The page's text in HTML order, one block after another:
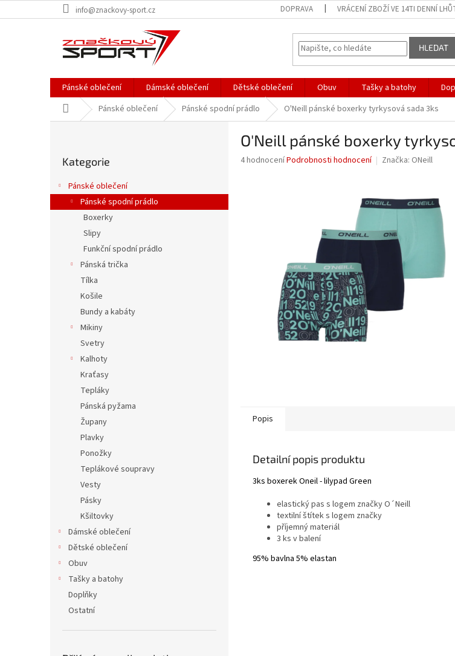
na
info@znackovy-sport.cz DOPRAVA VRÁCENÍ ZBOŽÍ VE 14TI DENNÍ
HLEDAT
Pánské oblečení Dámské oblečení Dětské oblečení Obuv Tašky a batohy
Domů Pánské oblečení Pánské spodní prádlo O'Neill pánské boxerky tyrkysová sada 3ks
a
n
kategorie
Kategorie
Pánské oblečení
Pánské spodní prádlo
Boxerky
Slipy
Funkční spodní prádlo
Pánská trička
Tílka
Košile
Bundy a kabáty
Mikiny
Svetry
Kalhoty
Kraťasy
Tepláky
Pánská pyžama
Župany
Plavky
Ponožky
Teplákové soupravy
Vesty
Pásky
Kšiltovky
Dámské oblečení
Dětské oblečení
Obuv
Tašky a batohy
Doplňky
Ostatní
O'Neill pánské boxerky
Průměrné
4 hodnoceníPodrobnosti hodnocení Značka: ONeill
Popis
Detailní popis produktu
3ks boxerek Oneil - lilypad Green
elastický pas s logem značky O´Neill
textilní štítek s logem značky
příjemný materiál
3 ks v balení
95% bavlna 5% elastan